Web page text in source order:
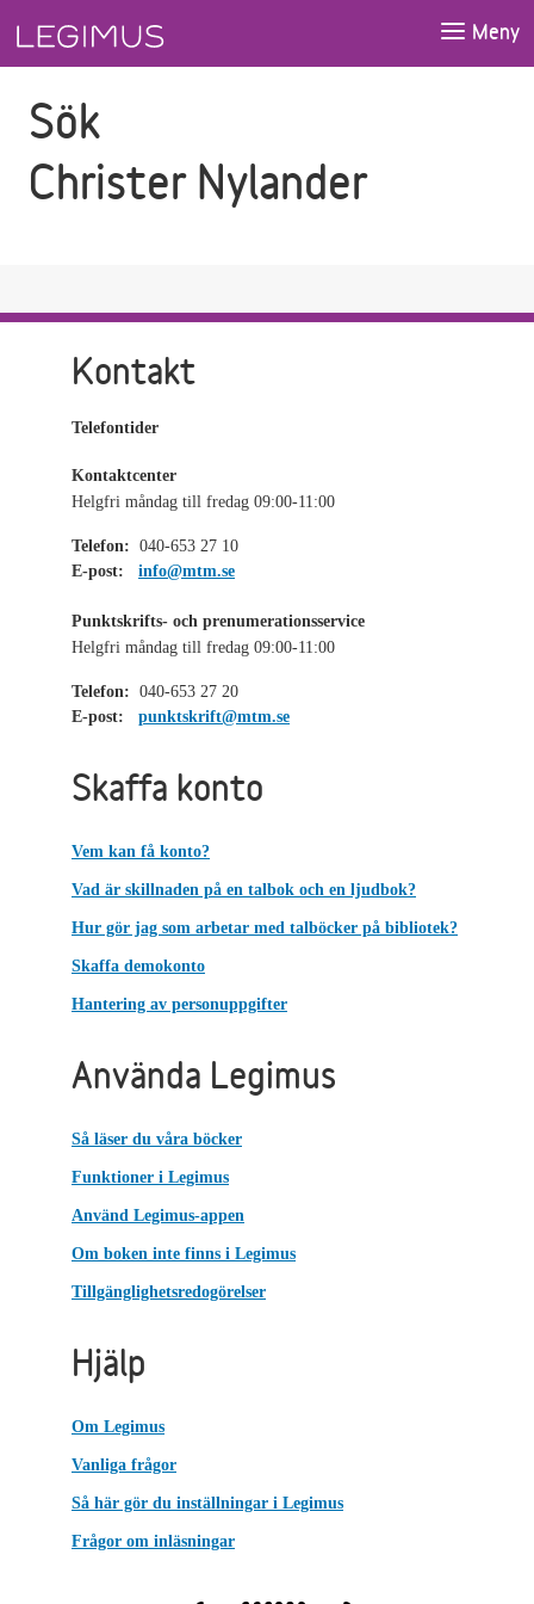
Meny
Sök
Christer Nylander
Kontakt
Telefontider
Kontaktcenter
Helgfri måndag till fredag 09:00-11:00
Telefon: 040-653 27 10
E-post:
info@mtm.se
Punktskrifts- och prenumerationsservice
Helgfri måndag till fredag 09:00-11:00
Telefon: 040-653 27 20
E-post:
punktskrift@mtm.se
Skaffa konto
Vem kan få konto?
Vad är skillnaden på en talbok och en ljudbok?
Hur gör jag som arbetar med talböcker på bibliotek?
Skaffa demokonto
Hantering av personuppgifter
Använda Legimus
Så läser du våra böcker
Funktioner i Legimus
Använd Legimus-appen
Om boken inte finns i Legimus
Tillgänglighetsredogörelser
Hjälp
Om Legimus
Vanliga frågor
Så här gör du inställningar i Legimus
Frågor om inläsningar